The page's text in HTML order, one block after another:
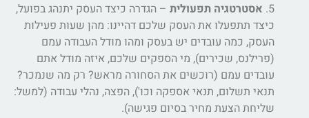
5.אסטרטגיה תפעולית– הגדרה כיצד העסק יתנהג בפועל,
כיצד תתפעלו את העסק שלכם דהיינו: מהן שעות פעילות
העסק, כמה עובדים יש בעסק ומהו מודל העבודה עמם
(פרילנס, שכירים), מי הספקים שלכם, איזה מודל אתם
עובדים עמם (רוכשים את הסחורה מראש? רק מה שנמכר?
תנאי תשלום, תנאי אספקה וכו'), הפצה, נהלי עבודה (למשל:
שליחת הצעת מחיר בסיום פגישה).